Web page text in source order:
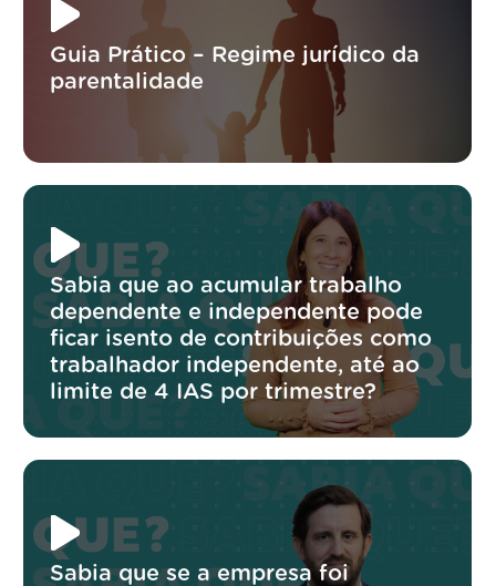
Guia Prático – Regime jurídico da
parentalidade
Sabia que ao acumular trabalho
dependente e independente pode
ficar isento de contribuições como
trabalhador independente, até ao
limite de 4 IAS por trimestre?
Sabia que se a empresa foi